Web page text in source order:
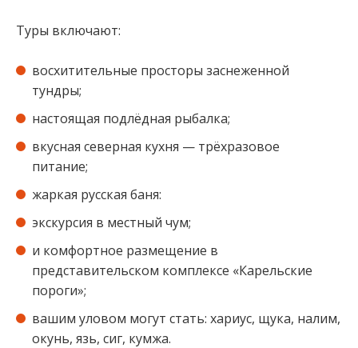
Туры включают:⁣⁣⁣⁣
восхитительные просторы заснеженной
тундры;⁣⁣⠀⁣⁣⠀
настоящая подлёдная рыбалка;⁣⁣⠀⁣⁣⠀
вкусная северная кухня — трёхразовое
питание;⁣⁣⠀⁣⁣⠀
жаркая русская баня:⁣⁣⠀⁣⁣⠀
экскурсия в местный чум;⁣⁣⠀⁣⁣⠀
и комфортное размещение в
представительском комплексе «Карельские
пороги»;⁣⁣⠀
вашим уловом могут стать: хариус, щука, налим,
окунь, язь, сиг, кумжа.⁣⁣⠀⁣⁣⠀⁣⁣